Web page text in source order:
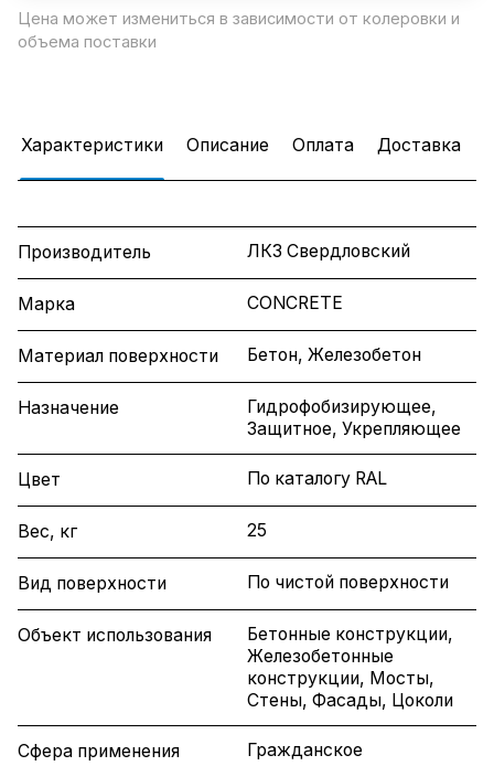
Цена может измениться в зависимости от колеровки и
объема поставки
Характеристики Описание Оплата Доставка
Производитель ЛКЗ Свердловский
Марка CONCRETE
Материал поверхности Бетон, Железобетон
Назначение
Гидрофобизирующее,
Защитное, Укрепляющее
Цвет По каталогу RAL
Вес, кг 25
Вид поверхности По чистой поверхности
Объект использования
Бетонные конструкции,
Железобетонные
конструкции, Мосты,
Стены, Фасады, Цоколи
Сфера применения
Гражданское